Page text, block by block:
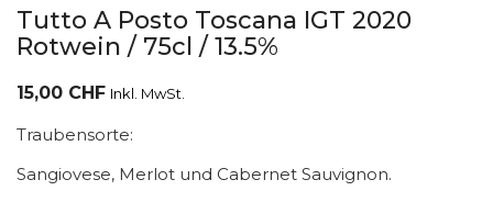
Tutto A Posto Toscana IGT 2020
Rotwein / 75cl / 13.5%
15,00 CHF Inkl. MwSt.
Traubensorte:
Sangiovese, Merlot und Cabernet Sauvignon.